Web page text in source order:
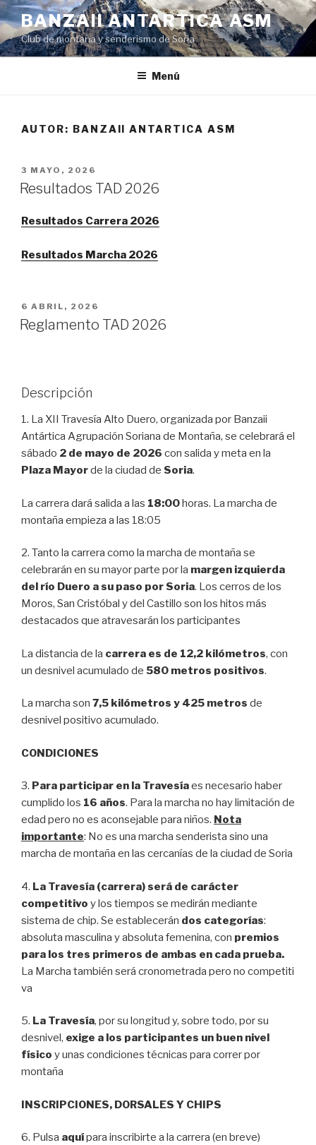
Saltar
al
contenido
BANZAII ANTARTICA ASM
Club de montaña y senderismo de Soria
Menú
AUTOR: BANZAII ANTARTICA ASM
PUBLICADO
EL
3 MAYO, 2026
Resultados TAD 2026
Resultados Carrera 2026
Resultados Marcha 2026
PUBLICADO
EL
6 ABRIL, 2026
Reglamento TAD 2026
Descripción
1. La XII Travesía Alto Duero, organizada por Banzaii
Antártica Agrupación Soriana de Montaña, se celebrará el
sábado 2 de mayo de 2026 con salida y meta en la
Plaza Mayorde la ciudad de Soria.
La carrera dará salida a las 18:00horas. La marcha de
montaña empieza a las 18:05
2. Tanto la carrera como la marcha de montaña se
celebrarán en su mayor parte por la margen izquierda
del río Duero a su paso por Soria. Los cerros de los
Moros, San Cristóbal y del Castillo son los hitos más
destacados que atravesarán los participantes
La distancia de la carrera es de 12,2 kilómetros, con
un desnivel acumulado de 580 metros positivos.
La marcha son 7,5 kilómetros y 425 metros de
desnivel positivo acumulado.
CONDICIONES
3. Para participar en la Travesíaes necesario haber
cumplido los 16 años. Para la marcha no hay limitación de
edad pero no es aconsejable para niños. Nota
importante: No es una marcha senderista sino una
marcha de montaña en las cercanías de la ciudad de Soria
4. La Travesía (carrera) será de carácter
competitivo y los tiempos se medirán mediante
sistema de chip. Se establecerán dos categorías:
absoluta masculina y absoluta femenina, con premios
para los tres primeros de ambas en cada prueba.
La Marcha también será cronometrada pero no competiti
va
5. La Travesía, por su longitud y, sobre todo, por su
desnivel, exige a los participantes un buen nivel
físico y unas condiciones técnicas para correr por
montaña
INSCRIPCIONES, DORSALES Y CHIPS
6. Pulsa aquípara inscribirte a la carrera (en breve)